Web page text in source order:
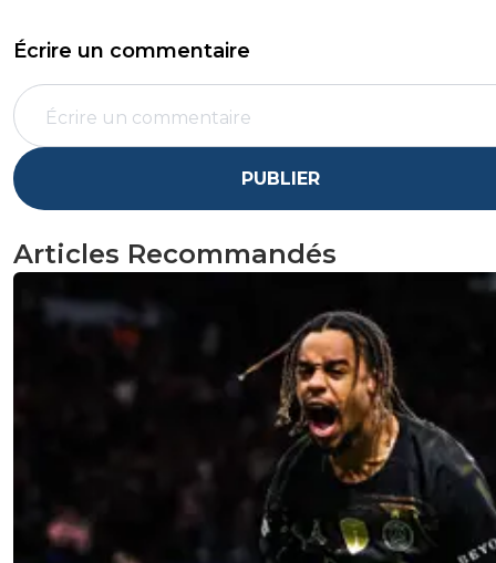
Écrire un commentaire
PUBLIER
Articles Recommandés